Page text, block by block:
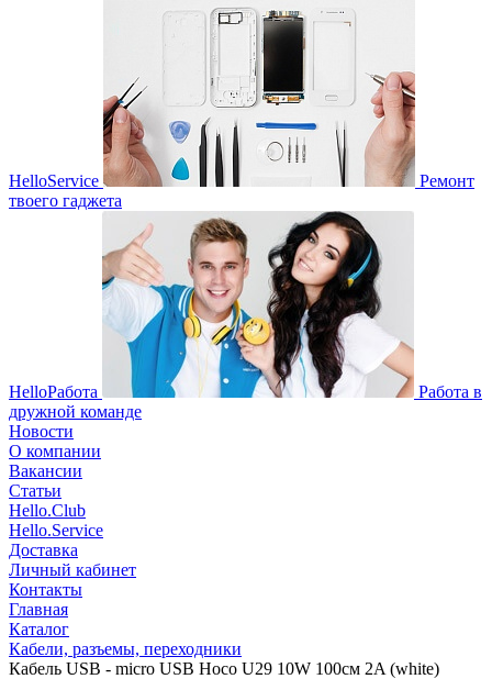
HelloService
Ремонт
твоего гаджета
HelloРабота
Работа в
дружной команде
Новости
О компании
Вакансии
Статьи
Hello.Club
Hello.Service
Доставка
Личный кабинет
Контакты
Главная
Каталог
Кабели, разъемы, переходники
Кабель USB - micro USB Hoco U29 10W 100см 2A (white)